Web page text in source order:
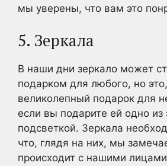
мы уверены, что вам это
5. Зеркала
В наши дни зеркало может
подарком для любого, но
великолепный подарок для
если вы подарите ей одно из
подсветкой. Зеркала
что, глядя на них, мы
происходит с нашими